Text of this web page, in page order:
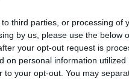
third parties, or processing of
by us, please use the below
your opt-out request is
on personal information
your opt-out. You may